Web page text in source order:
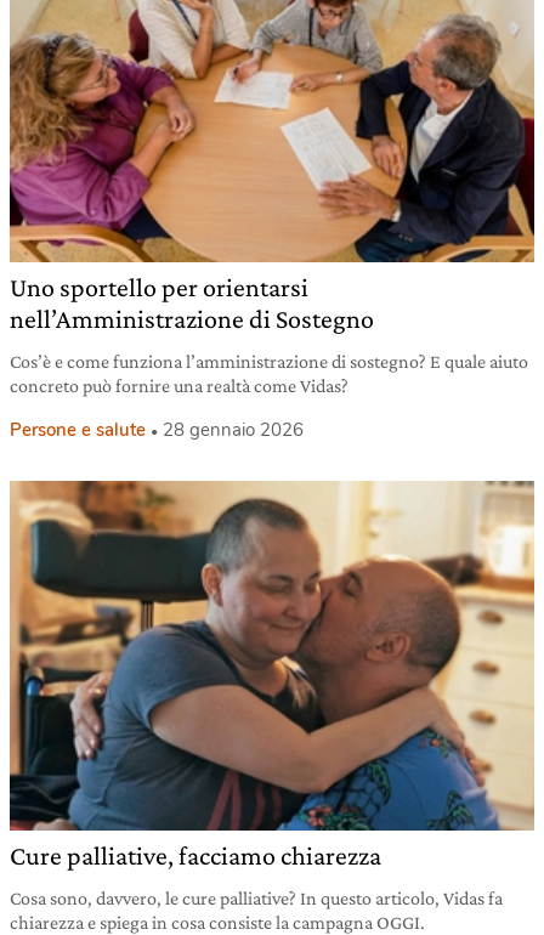
Uno sportello per orientarsi
nell’Amministrazione di Sostegno
Cos’è e come funziona l’amministrazione di sostegno? E quale aiuto
concreto può fornire una realtà come Vidas?
Persone e salute 28 gennaio 2026
Cure palliative, facciamo chiarezza
Cosa sono, davvero, le cure palliative? In questo articolo, Vidas fa
chiarezza e spiega in cosa consiste la campagna OGGI.